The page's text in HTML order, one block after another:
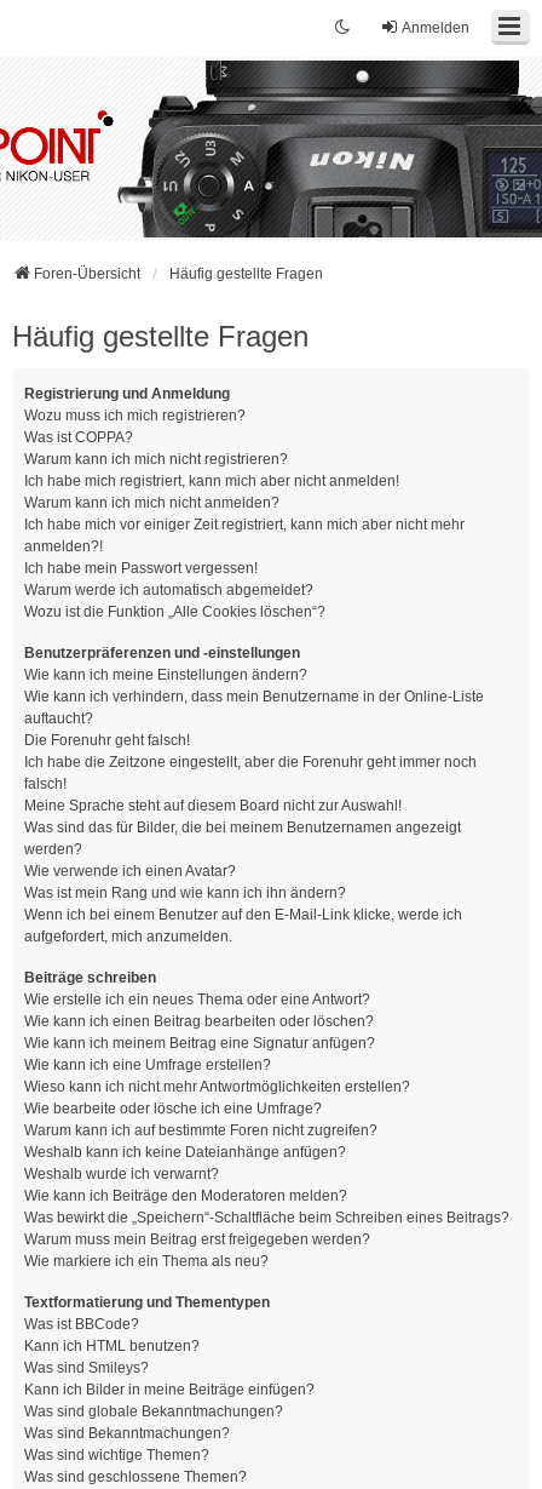
Anmelden
Foren-Übersicht Häufig gestellte Fragen
Häufig gestellte Fragen
Registrierung und Anmeldung
Wozu muss ich mich registrieren?
Was ist COPPA?
Warum kann ich mich nicht registrieren?
Ich habe mich registriert, kann mich aber nicht anmelden!
Warum kann ich mich nicht anmelden?
Ich habe mich vor einiger Zeit registriert, kann mich aber nicht mehr
anmelden?!
Ich habe mein Passwort vergessen!
Warum werde ich automatisch abgemeldet?
Wozu ist die Funktion „Alle Cookies löschen“?
Benutzerpräferenzen und -einstellungen
Wie kann ich meine Einstellungen ändern?
Wie kann ich verhindern, dass mein Benutzername in der Online-Liste
auftaucht?
Die Forenuhr geht falsch!
Ich habe die Zeitzone eingestellt, aber die Forenuhr geht immer noch
falsch!
Meine Sprache steht auf diesem Board nicht zur Auswahl!
Was sind das für Bilder, die bei meinem Benutzernamen angezeigt
werden?
Wie verwende ich einen Avatar?
Was ist mein Rang und wie kann ich ihn ändern?
Wenn ich bei einem Benutzer auf den E-Mail-Link klicke, werde ich
aufgefordert, mich anzumelden.
Beiträge schreiben
Wie erstelle ich ein neues Thema oder eine Antwort?
Wie kann ich einen Beitrag bearbeiten oder löschen?
Wie kann ich meinem Beitrag eine Signatur anfügen?
Wie kann ich eine Umfrage erstellen?
Wieso kann ich nicht mehr Antwortmöglichkeiten erstellen?
Wie bearbeite oder lösche ich eine Umfrage?
Warum kann ich auf bestimmte Foren nicht zugreifen?
Weshalb kann ich keine Dateianhänge anfügen?
Weshalb wurde ich verwarnt?
Wie kann ich Beiträge den Moderatoren melden?
Was bewirkt die „Speichern“-Schaltfläche beim Schreiben eines Beitrags?
Warum muss mein Beitrag erst freigegeben werden?
Wie markiere ich ein Thema als neu?
Textformatierung und Thementypen
Was ist BBCode?
Kann ich HTML benutzen?
Was sind Smileys?
Kann ich Bilder in meine Beiträge einfügen?
Was sind globale Bekanntmachungen?
Was sind Bekanntmachungen?
Was sind wichtige Themen?
Was sind geschlossene Themen?